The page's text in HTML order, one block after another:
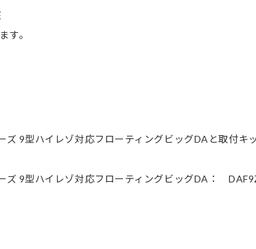
す。
9型ハイレゾ対応フローティングビッグDAと取付キ
ズ 9型ハイレゾ対応フローティングビッグDA：